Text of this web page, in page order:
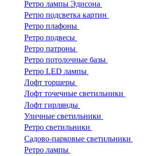
Ретро лампы Эдисона
Ретро подсветка картин
Ретро плафоны
Ретро подвесы
Ретро патроны
Ретро потолочные базы
Ретро LED лампы
Лофт торшеры
Лофт точечные светильники
Лофт гирлянды
Уличные светильники
Ретро светильники
Садово-парковые светильники
Ретро лампы